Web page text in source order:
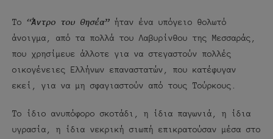
Το “Άντρο του Θησέα” ήταν ένα υπόγειο θολωτό
άνοιγμα, από τα πολλά του Λαβυρίνθου της Μεσσαράς,
που χρησίμευε άλλοτε για να στεγαστούν πολλές
οικογένειες Ελλήνων επαναστατών, που κατέφυγαν
εκεί, για να μη σφαγιαστούν από τους Τούρκους.
Το ίδιο ανυπόφορο σκοτάδι, η ίδια παγωνιά, η ίδια
υγρασία, η ίδια νεκρική σιωπή επικρατούσαν μέσα στο